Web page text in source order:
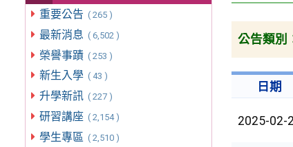
重要公告 ( 265 )
最新消息 ( 6,502 )
榮譽事蹟 ( 253 )
新生入學 ( 43 )
升學新訊 ( 227 )
研習講座 ( 2,154 )
學生專區 ( 2,510 )
公告類別
日期
2025-02-